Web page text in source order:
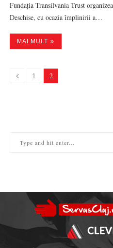
Fundația Transilvania Trust
Deschise, cu ocazia împlinirii a…
MAI MULT
1 2